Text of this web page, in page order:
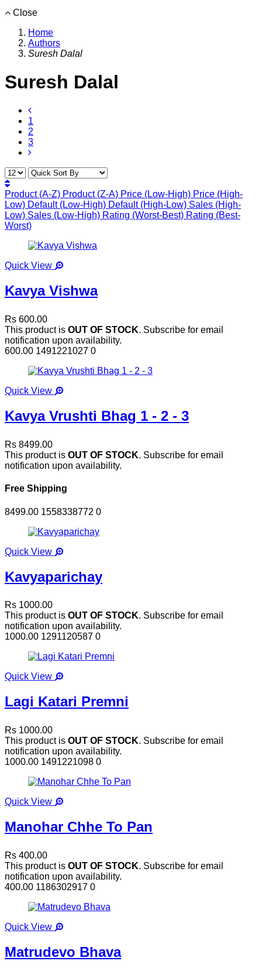
Close
Home
Authors
Suresh Dalal
Suresh Dalal
1
2
3
Product (A-Z) Product (Z-A) Price (Low-High) Price (High-
Low) Default (Low-High) Default (High-Low) Sales (High-
Low) Sales (Low-High) Rating (Worst-Best) Rating (Best-
Worst)
Quick View
Kavya Vishwa
Rs 600.00
This product is OUT OF STOCK. Subscribe for email
notification upon availability.
600.00 1491221027 0
Quick View
Kavya Vrushti Bhag 1 - 2 - 3
Rs 8499.00
This product is OUT OF STOCK. Subscribe for email
notification upon availability.
Free Shipping
8499.00 1558338772 0
Quick View
Kavyaparichay
Rs 1000.00
This product is OUT OF STOCK. Subscribe for email
notification upon availability.
1000.00 1291120587 0
Quick View
Lagi Katari Premni
Rs 1000.00
This product is OUT OF STOCK. Subscribe for email
notification upon availability.
1000.00 1491221098 0
Quick View
Manohar Chhe To Pan
Rs 400.00
This product is OUT OF STOCK. Subscribe for email
notification upon availability.
400.00 1186302917 0
Quick View
Matrudevo Bhava